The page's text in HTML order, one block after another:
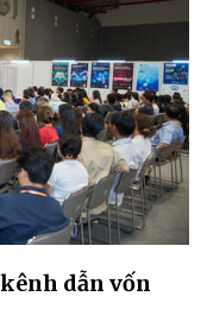
dẫn vốn